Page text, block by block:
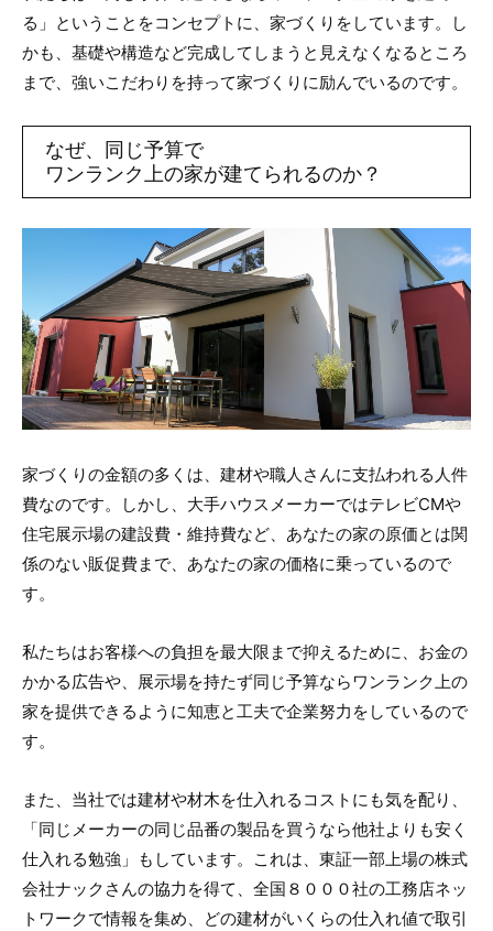
る」ということをコンセプトに、家づくりをしています。し
かも、基礎や構造など完成してしまうと見えなくなるところ
まで、強いこだわりを持って家づくりに励んでいるのです。
なぜ、同じ予算で
ワンランク上の家が建てられるのか？
家づくりの金額の多くは、建材や職人さんに支払われる人件
費なのです。しかし、大手ハウスメーカーではテレビCMや
住宅展示場の建設費・維持費など、あなたの家の原価とは関
係のない販促費まで、あなたの家の価格に乗っているので
す。
私たちはお客様への負担を最大限まで抑えるために、お金の
かかる広告や、展示場を持たず同じ予算ならワンランク上の
家を提供できるように知恵と工夫で企業努力をしているので
す。
また、当社では建材や材木を仕入れるコストにも気を配り、
「同じメーカーの同じ品番の製品を買うなら他社よりも安く
仕入れる勉強」もしています。これは、東証一部上場の株式
会社ナックさんの協力を得て、全国８０００社の工務店ネッ
トワークで情報を集め、どの建材がいくらの仕入れ値で取引